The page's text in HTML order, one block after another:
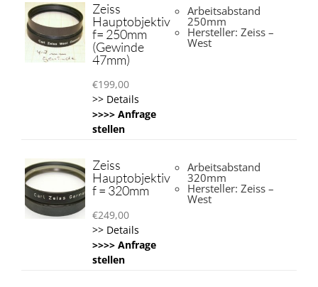
Zeiss
Hauptobjektiv
f= 250mm
(Gewinde
47mm)
€199,00
>> Details
>>>> Anfrage
stellen
Arbeitsabstand
250mm
Hersteller: Zeiss –
West
Zeiss
Hauptobjektiv
f = 320mm
€249,00
>> Details
>>>> Anfrage
stellen
Arbeitsabstand
320mm
Hersteller: Zeiss –
West